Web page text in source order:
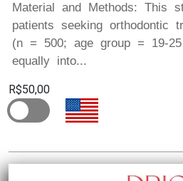
Material and Methods: This
patients seeking orthodontic
(n = 500; age group = 19-
equally into...
R$50,00